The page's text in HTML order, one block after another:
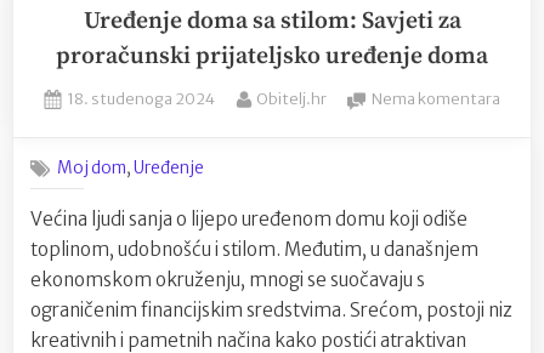
Je
njihov
trud
Uređenje doma sa stilom: Savjeti za
proračunski prijateljsko uređenje doma
Posted
18. studenoga 2024 By
Obitelj.hr Nema komentara
Moj dom,Uređenje
Većina ljudi sanja o lijepo uređenom domu koji odiše
toplinom, udobnošću i stilom. Međutim, u današnjem
ekonomskom okruženju, mnogi se suočavaju s
ograničenim financijskim sredstvima. Srećom, postoji niz
kreativnih i pametnih načina kako postići atraktivan